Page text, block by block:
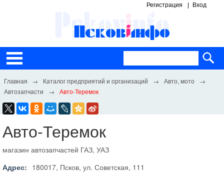
Регистрация Вход
Каталог предприятий и организаций
Авто, мото
Автозапчасти
Авто-Теремок
Авто-Теремок
магазин автозапчастей ГАЗ, УАЗ
Адрес: 180017, Псков, ул. Советская, 111